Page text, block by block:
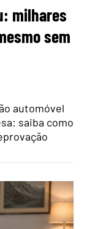
milhares
sem
automóvel
saiba como